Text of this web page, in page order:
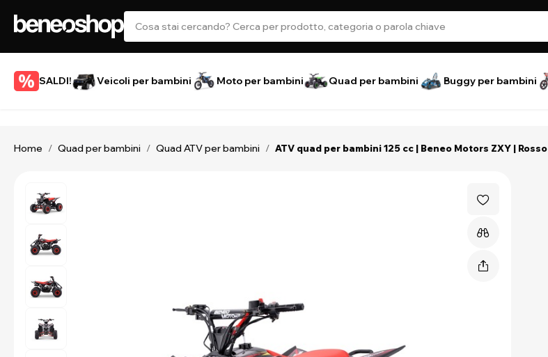
SALDI! Veicoli per bambini Moto per bambini Quad per bambini Buggy per bambini
Home / Quad per bambini / Quad ATV per bambini / ATV quad per bambini 125 cc | Beneo Motors ZXY | Rosso